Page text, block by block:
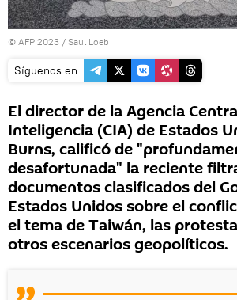
© AFP 2023 / Saul Loeb
Síguenos en
El director de la Agencia
Inteligencia (CIA) de Estados
Burns, calificó de
desafortunada" la reciente
documentos clasificados del
Estados Unidos sobre el
el tema de Taiwán, las
otros escenarios geopolíticos.